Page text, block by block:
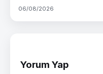
06/08/2026
Yorum Yap